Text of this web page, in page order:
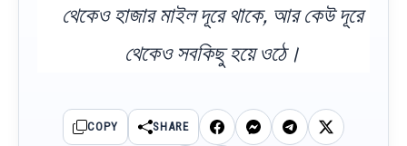
থেকেও হাজার মাইল দূরে থাকে, আর কেউ দূরে
থেকেও সবকিছু হয়ে ওঠে।
COPY SHARE